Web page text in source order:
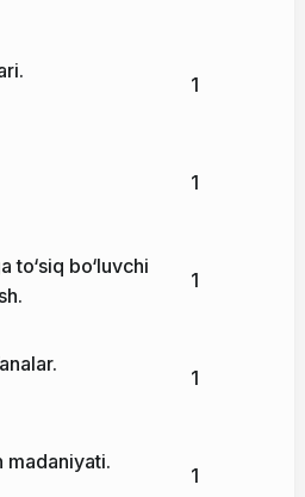
1
1
to‘siq bo‘luvchi
1
1
madaniyati.
1